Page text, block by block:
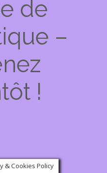
de
–
!
& Cookies Policy